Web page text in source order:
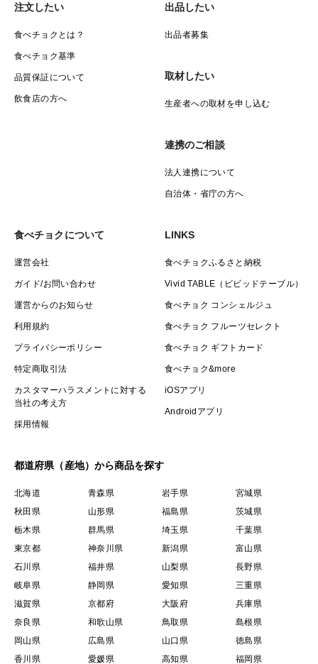
注文したい
食べチョクとは？
食べチョク基準
品質保証について
飲食店の方へ
出品したい
出品者募集
取材したい
生産者への取材を申し込む
連携のご相談
法人連携について
自治体・省庁の方へ
食べチョクについて
運営会社
ガイド/お問い合わせ
運営からのお知らせ
利用規約
プライバシーポリシー
特定商取引法
カスタマーハラスメントに対する
当社の考え方
採用情報
LINKS
食べチョクふるさと納税
Vivid TABLE（ビビッドテーブル）
食べチョク コンシェルジュ
食べチョク フルーツセレクト
食べチョク ギフトカード
食べチョク&more
iOSアプリ
Androidアプリ
都道府県（産地）から商品を探す
北海道 青森県 岩手県
宮城県
秋田県
山形県 福島県
茨城県
栃木県
群馬県 埼玉県
千葉県
東京都
神奈川県 新潟県
富山県
石川県
福井県 山梨県
長野県
岐阜県
静岡県 愛知県
三重県
滋賀県
京都府 大阪府
兵庫県
奈良県
和歌山県 鳥取県
島根県
岡山県
広島県 山口県
徳島県
香川県
愛媛県 高知県 福岡県